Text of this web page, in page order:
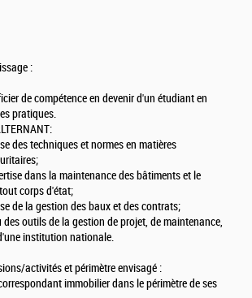
:
de compétence en devenir d'un étudiant en
pratiques.
des techniques et normes en matières
dans la maintenance des bâtiments et le
corps d'état;
de la gestion des baux et des contrats;
outils de la gestion de projet, de maintenance,
institution nationale.
activités et périmètre envisagé :
immobilier dans le périmètre de ses